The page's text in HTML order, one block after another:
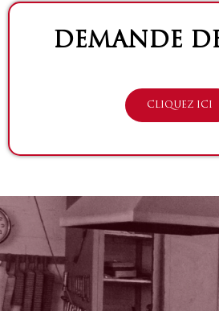
DEMANDE
CLIQUEZ ICI